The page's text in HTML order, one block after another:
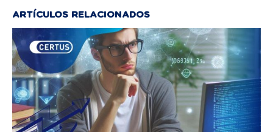
ARTÍCULOS RELACIONADOS